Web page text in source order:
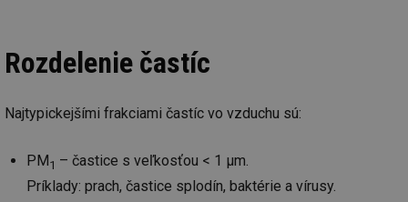
Rozdelenie častíc
Najtypickejšími frakciami častíc vo vzduchu sú:
PM1 – častice s veľkosťou < 1 µm.
Príklady: prach, častice splodín, baktérie a vírusy.